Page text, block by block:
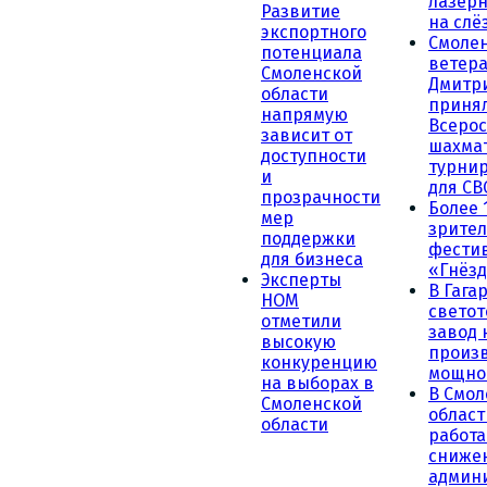
Развитие
экспортного
потенциала
Смоленской
области
напрямую
зависит от
доступности
и
прозрачности
мер
поддержки
для бизнеса
Эксперты
НОМ
отметили
высокую
конкуренцию
на выборах в
Смоленской
области
на
для
Более
В
завод
В